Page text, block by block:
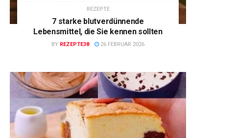
REZEPTE
7 starke blutverdünnende
Lebensmittel, die Sie kennen sollten
BY REZEPTE38 26 FEBRUAR 2026